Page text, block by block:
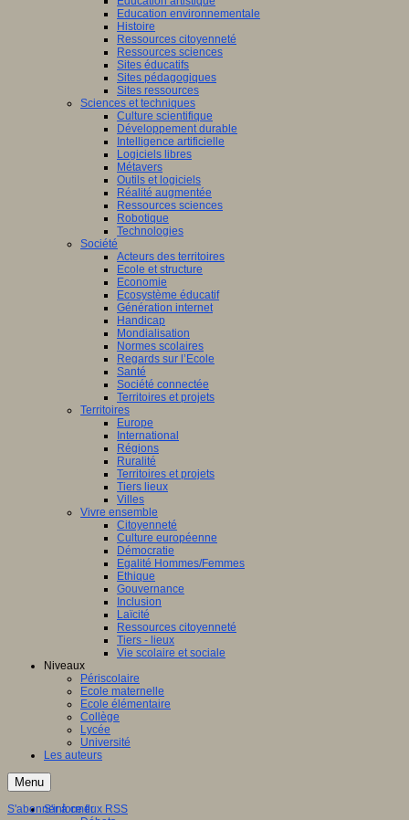
Education environnementale
Histoire
Ressources citoyenneté
Ressources sciences
Sites éducatifs
Sites pédagogiques
Sites ressources
Sciences et techniques
Culture scientifique
Développement durable
Intelligence artificielle
Logiciels libres
Métavers
Outils et logiciels
Réalité augmentée
Ressources sciences
Robotique
Technologies
Société
Acteurs des territoires
Ecole et structure
Economie
Ecosystème éducatif
Génération internet
Handicap
Mondialisation
Normes scolaires
Regards sur l’Ecole
Santé
Société connectée
Territoires et projets
Territoires
Europe
International
Régions
Ruralité
Territoires et projets
Tiers lieux
Villes
Vivre ensemble
Citoyenneté
Culture européenne
Démocratie
Egalité Hommes/Femmes
Ethique
Gouvernance
Inclusion
Laïcité
Ressources citoyenneté
Tiers - lieux
Vie scolaire et sociale
Niveaux
Périscolaire
Ecole maternelle
Ecole élémentaire
Collège
Lycée
Université
Les auteurs
Menu
S'informer
S'abonner à ce flux RSS